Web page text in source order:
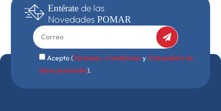
Entérate de las
NovedadesPOMAR
Acepto (Términos, CondicionesyTratamiento de
datos personales).